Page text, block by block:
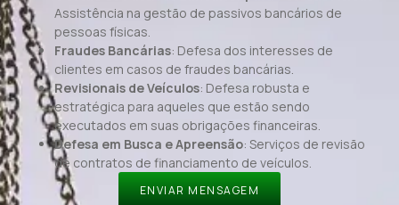
Assistência na gestão de passivos bancários de
pessoas físicas.
Fraudes Bancárias: Defesa dos interesses de
clientes em casos de fraudes bancárias.
Revisionais de Veículos: Defesa robusta e
estratégica para aqueles que estão sendo
executados em suas obrigações financeiras.
Defesa em Busca e Apreensão: Serviços de revisão
de contratos de financiamento de veículos.
ENVIAR MENSAGEM